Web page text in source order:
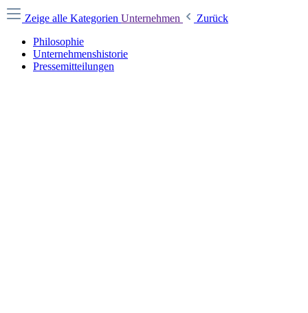
Zeige alle Kategorien Unternehmen
Zurück
Philosophie
Unternehmenshistorie
Pressemitteilungen